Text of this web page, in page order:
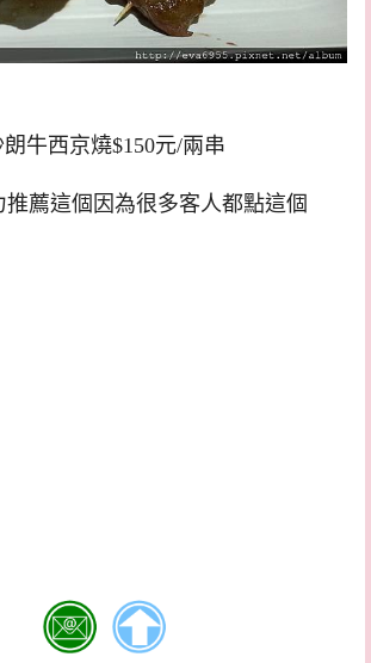
朗牛西京燒$150元/兩串
推薦這個因為很多客人都點這個